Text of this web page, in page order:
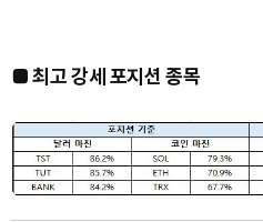
■ 최고 강세 포지션 종목